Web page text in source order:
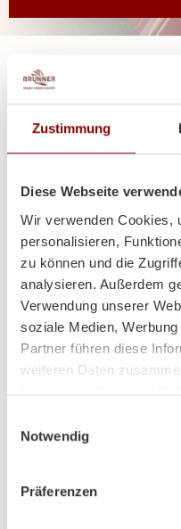
Zustimmung
Diese Webseite
Wir verwenden Cookies,
personalisieren,
zu können und die
analysieren. Außerdem
Verwendung unserer
soziale Medien,
Partner führen diese
weiteren Daten
haben oder die sie im
Notwendig
Präferenzen